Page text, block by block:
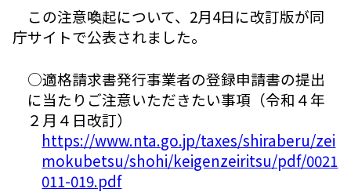
この注意喚起について、2月4日に改訂版が同
庁サイトで公表されました。
○適格請求書発行事業者の登録申請書の提出
に当たりご注意いただきたい事項（令和４年
２月４日改訂）
https://www.nta.go.jp/taxes/shiraberu/zei
mokubetsu/shohi/keigenzeiritsu/pdf/0021
011-019.pdf